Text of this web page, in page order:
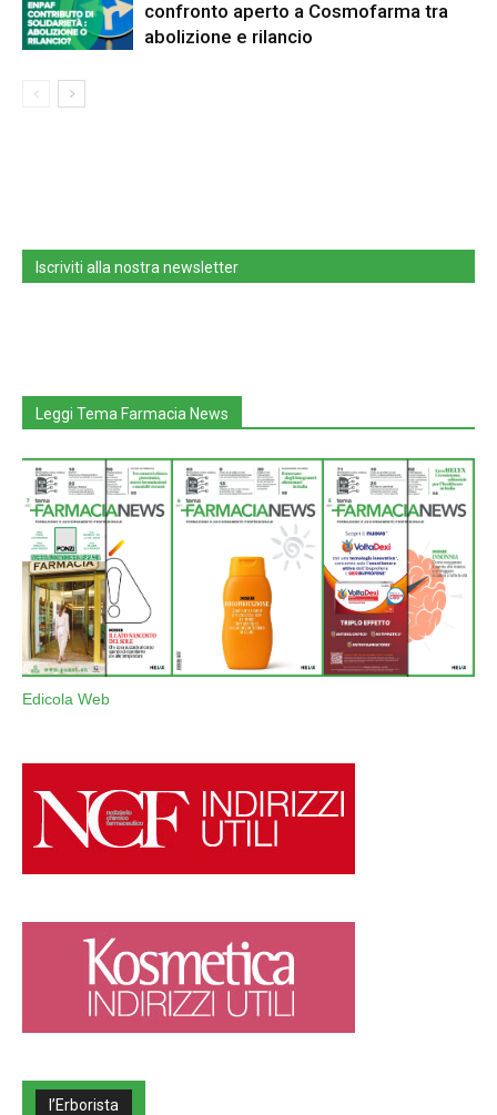
confronto aperto a Cosmofarma tra
abolizione e rilancio
Iscriviti alla nostra newsletter
Leggi Tema Farmacia News
Edicola Web
l’Erborista